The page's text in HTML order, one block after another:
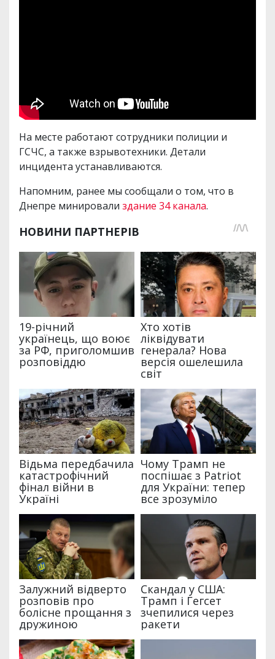
На месте работают сотрудники полиции и
ГСЧС, а также взрывотехники. Детали
инцидента устанавливаются.
Напомним, ранее мы сообщали о том, что в
Днепре минировали здание 34 канала.